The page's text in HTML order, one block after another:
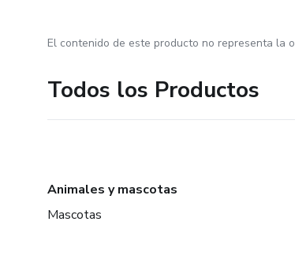
El contenido de este producto no representa la
Todos los Productos
Animales y mascotas
Mascotas